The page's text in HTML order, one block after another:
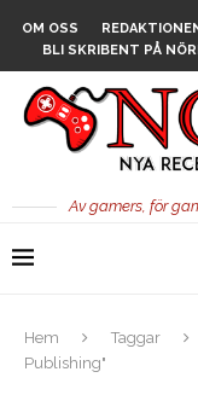
OM OSS
BLI SKRIBENT PÅ
Av gamers, för
Hem Taggar
Publishing"